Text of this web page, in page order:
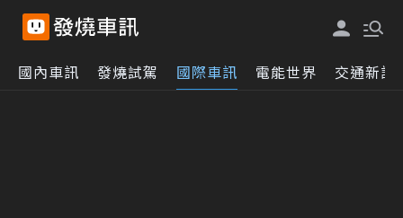
國內車訊 發燒試駕 國際車訊 電能世界 交通新訊